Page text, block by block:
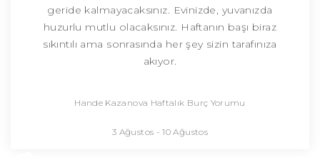
geride kalmayacaksınız. Evinizde, yuvanızda
huzurlu mutlu olacaksınız. Haftanın başı biraz
sıkıntılı ama sonrasında her şey sizin tarafınıza
akıyor.
Hande Kazanova Haftalık Burç Yorumu
3 Ağustos - 10 Ağustos